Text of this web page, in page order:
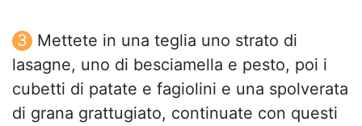
Mettete in una teglia uno strato di
lasagne, uno di besciamella e pesto, poi i
cubetti di patate e fagiolini e una spolverata
di grana grattugiato, continuate con questi